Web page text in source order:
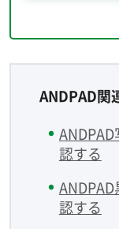
ANDPAD関
認する
認する